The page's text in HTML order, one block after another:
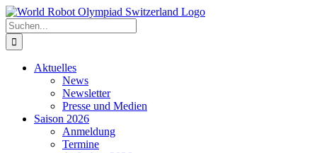
Zum
Inhalt
springen
Suche
nach:
Aktuelles
News
Newsletter
Presse und Medien
Saison 2026
Anmeldung
Termine